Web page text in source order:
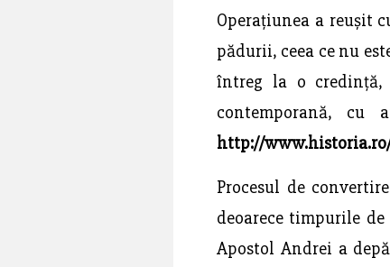
Operațiunea a reușit
pădurii, ceea ce nu
întreg la o
contemporană,
http://
Procesul de
deoarece timpurile
Apostol Andrei a